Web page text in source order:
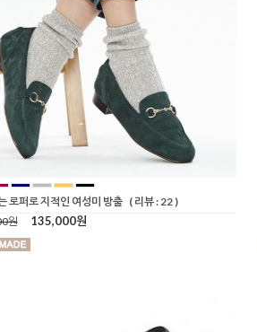
로퍼로 지적인 여성미 방출 ( 리뷰 : 22 )
원
135,000원